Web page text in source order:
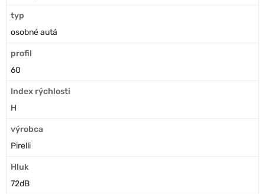
typ
osobné autá
profil
60
Index rýchlosti
H
výrobca
Pirelli
Hluk
72dB